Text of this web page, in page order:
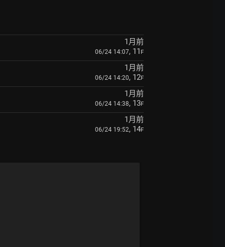
1月前
06/24 14:07, 11 F
1月前
06/24 14:20, 12F
1月前
06/24 14:38, 13F
1月前
06/24 19:52, 14F